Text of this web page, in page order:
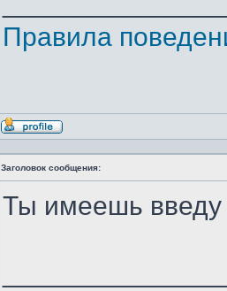
Правила
Профиль
Заголовок сообщения:
Ты имеешь введу